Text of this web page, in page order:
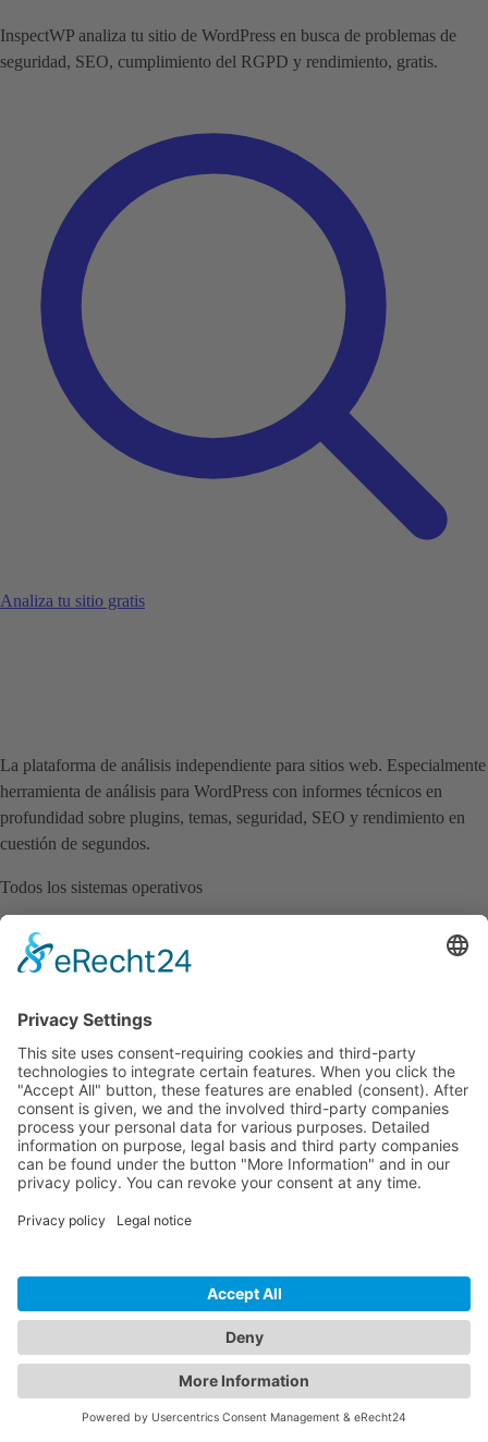
InspectWP analiza tu sitio de WordPress en busca de problemas de
seguridad, SEO, cumplimiento del RGPD y rendimiento, gratis.
Analiza tu sitio gratis
La plataforma de análisis independiente para sitios web. Especialmente
herramienta de análisis para WordPress con informes técnicos en
profundidad sobre plugins, temas, seguridad, SEO y rendimiento en
cuestión de segundos.
Todos los sistemas operativos
Producto
API para desarrolladores
Changelogv6.3.0
Ayuda
Recursos
Base de conocimiento
Contacto